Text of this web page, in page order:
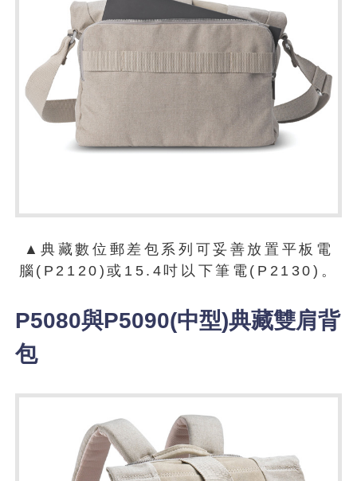
▲典藏數位郵差包系列可妥善放置平板電
腦(P2120)或15.4吋以下筆電(P2130)。
P5080與P5090(中型)典藏雙肩背
包